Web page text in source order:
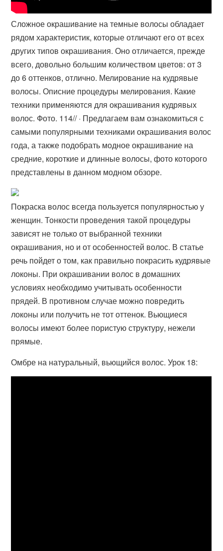
Сложное окрашивание на темные волосы обладает
рядом характеристик, которые отличают его от всех
других типов окрашивания. Оно отличается, прежде
всего, довольно большим количеством цветов: от 3
до 6 оттенков, отлично. Мелирование на кудрявые
волосы. Описние процедуры мелирования. Какие
техники применяются для окрашивания кудрявых
волос. Фото. 11‏‏/4‏‏/ · Предлагаем вам ознакомиться с
самыми популярными техниками окрашивания волос
года, а также подобрать модное окрашивание на
средние, короткие и длинные волосы, фото которого
представлены в данном модном обзоре.
Покраска волос всегда пользуется популярностью у
женщин. Тонкости проведения такой процедуры
зависят не только от выбранной техники
окрашивания, но и от особенностей волос. В статье
речь пойдет о том, как правильно покрасить кудрявые
локоны. При окрашивании волос в домашних
условиях необходимо учитывать особенности
прядей. В противном случае можно повредить
локоны или получить не тот оттенок. Вьющиеся
волосы имеют более пористую структуру, нежели
прямые.
Омбре на натуральный, вьющийся волос. Урок 18: